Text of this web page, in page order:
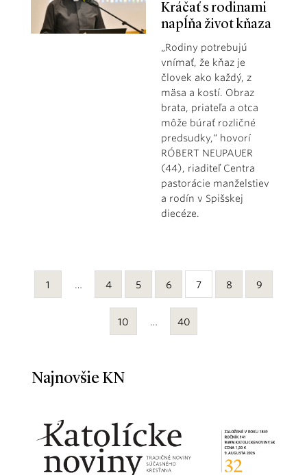
Kráčať s rodinami
napĺňa život kňaza
„Rodiny potrebujú
vnímať, že kňaz je
človek ako každý, z
mäsa a kostí. Obraz
brata, priateľa a otca
môže búrať rozličné
predsudky,“ hovorí
RÓBERT NEUPAUER
(44), riaditeľ Centra
pastorácie manželstiev
a rodín v Spišskej
diecéze.
1 … 4 5 6 7 8 9
10 … 40
Najnovšie KN